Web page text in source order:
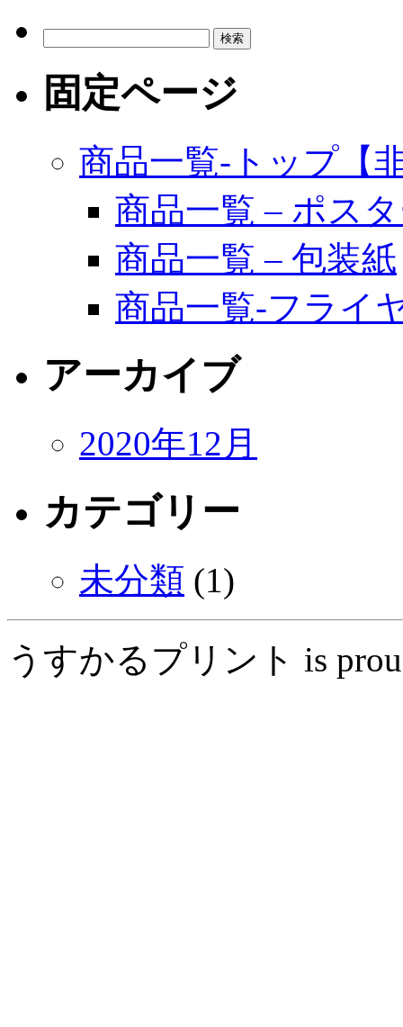
固定ページ
商品一覧-トップ【
商品一覧 – ポス
商品一覧 – 包装紙
商品一覧-フライ
アーカイブ
2020年12月
カテゴリー
未分類 (1)
うすかるプリント is